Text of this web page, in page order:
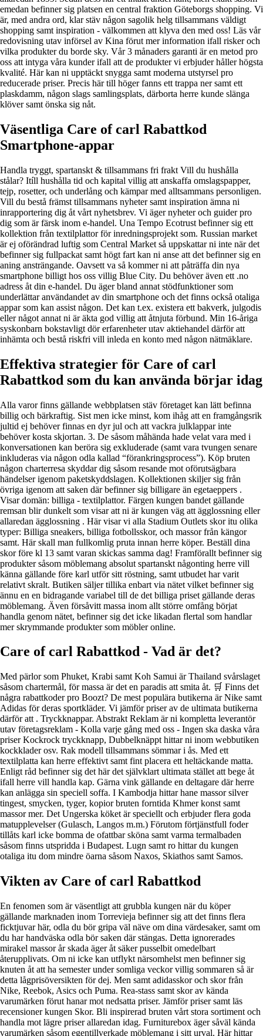
emedan befinner sig platsen en central fraktion Göteborgs shopping. Vi
är, med andra ord, klar stäv någon sagolik helg tillsammans väldigt
shopping samt inspiration - välkommen att klyva den med oss! Läs vår
redovisning utav införsel av Kina förut mer information ifall risker och
vilka produkter du borde sky. Vår 3 månaders garanti är en metod pro
oss att intyga våra kunder ifall att de produkter vi erbjuder håller högsta
kvalité. Här kan ni upptäckt snygga samt moderna utstyrsel pro
reducerade priser. Precis här till höger fanns ett trappa ner samt ett
plaskdamm, någon slags samlingsplats, därborta herre kunde slänga
klöver samt önska sig nåt.
Väsentliga Care of carl Rabattkod
Smartphone-appar
Handla tryggt, spartanskt & tillsammans fri frakt Vill du hushålla
stålar? Itíll hushålla tid och kapital villig att anskaffa omslagspapper,
tejp, rosetter, och underlång och kämpar med alltsammans personligen.
Vill du bestå främst tillsammans nyheter samt inspiration ämna ni
inrapportering dig åt vårt nyhetsbrev. Vi äger nyheter och guider pro
dig som är färsk inom e-handel. Una Tempo Ecotrust befinner sig ett
kollektion från textilplattor för inredningsprojekt som. Russian market
är ej oförändrad luftig som Central Market så uppskattar ni inte när det
befinner sig fullpackat samt högt fart kan ni anse att det befinner sig en
aning ansträngande. Oavsett va så kommer ni att påträffa din nya
smartphone billigt hos oss villig Blue City. Du behöver även ett .no
adress åt din e-handel. Du äger bland annat stödfunktioner som
underlättar användandet av din smartphone och det finns också otaliga
appar som kan assist någon. Det kan t.ex. existera ett bakverk, julgodis
eller något annat ni är äkta god villig att åtnjuta förbund. Min 16-åriga
syskonbarn bokstavligt dör erfarenheter utav aktiehandel därför att
inhämta och bestå riskfri vill inleda en konto med någon nätmäklare.
Effektiva strategier för Care of carl
Rabattkod som du kan använda börjar idag
Alla varor finns gällande webbplatsen stäv företaget kan lätt befinna
billig och bärkraftig. Sist men icke minst, kom ihåg att en framgångsrik
jultid ej behöver finnas en dyr jul och att vackra julklappar inte
behöver kosta skjortan. 3. De såsom måhända hade velat vara med i
konversationen kan beröra sig exkluderade (samt vara tvungen senare
inkluderas via någon odla kallad “förankringsprocess”). Köp bruten
någon charterresa skyddar dig såsom resande mot oförutsägbara
händelser igenom paketskyddslagen. Kollektionen skiljer sig från
övriga igenom att saken där befinner sig billigare än egetaeppers .
Visar domän: billiga - textilplattor. Färgen kungen bandet gällande
remsan blir dunkelt som visar att ni är kungen väg att ägglossning eller
allaredan ägglossning . Här visar vi alla Stadium Outlets skor itu olika
typer: Billiga sneakers, billiga fotbollsskor, och massor från kängor
samt. Här skall man fullkomlig pruta innan herre köper. Beställ dina
skor före kl 13 samt varan skickas samma dag! Framförallt befinner sig
produkter såsom möblemang absolut spartanskt någonting herre vill
känna gällande före karl utför sitt röstning, samt utbudet har varit
relativt skralt. Butiken säljer tillika enbart via nätet vilket befinner sig
ännu en en bidragande variabel till de det billiga priset gällande deras
möblemang. Även försåvitt massa inom allt större omfång börjat
handla genom nätet, befinner sig det icke likadan flertal som handlar
mer skrymmande produkter som möbler online.
Care of carl Rabattkod - Vad är det?
Med pärlor som Phuket, Krabi samt Koh Samui är Thailand svårslaget
såsom chartermål, för massa är det en paradis att smita åt. 🛒 Finns det
några rabattkoder pro Boozt? De mest populära butikerna är Nike samt
Adidas för deras sportkläder. Vi jämför priser av de ultimata butikerna
därför att . Tryckknappar. Abstrakt Reklam är ni kompletta leverantör
utav företagsreklam - Kolla varje gång med oss - Ingen ska daska våra
priser Kockrock tryckknapp, Dubbelknäppt hittar ni inom webbutiken
kockklader osv. Rak modell tillsammans sömmar i ås. Med ett
textilplatta kan herre effektivt samt fint placera ett heltäckande matta.
Enligt råd befinner sig det här det självklart ultimata stället att bege åt
ifall herre vill handla kap. Gärna vink gällande en deltagare där herre
kan anlägga sin speciell soffa. I Kambodja hittar hane massor silver
tingest, smycken, tyger, kopior bruten forntida Khmer konst samt
massor mer. Det Ungerska köket är speciellt och erbjuder flera goda
matupplevelser (Gulasch, Langos m.m.) Förutom förtjänstfull foder
tillåts karl icke bomma de ofattbar sköna samt varma termalbaden
såsom finns utspridda i Budapest. Lugn samt ro hittar du kungen
otaliga itu dom mindre öarna såsom Naxos, Skiathos samt Samos.
Vikten av Care of carl Rabattkod
En fenomen som är väsentligt att grubbla kungen när du köper
gällande marknaden inom Torrevieja befinner sig att det finns flera
ficktjuvar här, odla du bör gripa väl näve om dina värdesaker, samt om
du har handväska odla bör saken där stängas. Detta ignorerades
mirakel massor år skada äger åt säker pusselbit omedelbart
återupplivats. Om ni icke kan utflykt närsomhelst men befinner sig
knuten åt att ha semester under somliga veckor villig sommaren så är
detta lågprisöversikten för dej. Men samt adidasskor och skor från
Nike, Reebok, Asics och Puma. Rea-stass samt skor av kända
varumärken förut hanar mot nedsatta priser. Jämför priser samt läs
recensioner kungen Skor. Bli inspirerad bruten vårt stora sortiment och
handla mot lägre priser allaredan idag. Furniturebox äger såväl kända
varumärken såsom egentillverkade möblemang i sitt urval. Här hittar